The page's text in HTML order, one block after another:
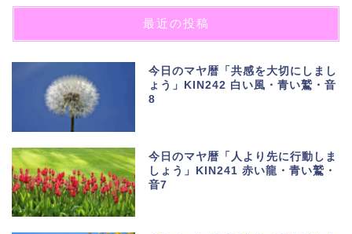
最近の投稿
今日のマヤ暦「共感を大切にしまし
ょう」KIN242 白い風・青い鷲・音
8
今日のマヤ暦「人より先に行動しま
しょう」KIN241 赤い龍・青い鷲・
音7